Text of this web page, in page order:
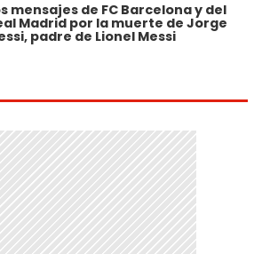
mensajes de FC Barcelona y del
Madrid por la muerte de Jorge
padre de Lionel Messi